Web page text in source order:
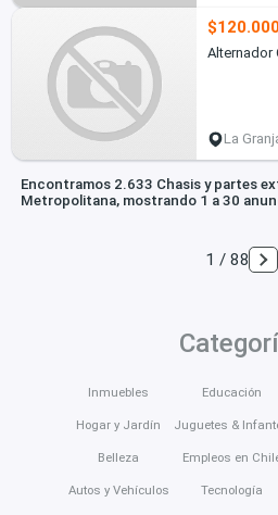
Alternador
La
Encontramos 2.633 Chasis y partes
Metropolitana, mostrando 1 a 30
1 / 88
Inmuebles
Hogar y Jardín
Belleza
Autos y Vehículos
Educación
Juguetes &
Empleos en
Tecnología